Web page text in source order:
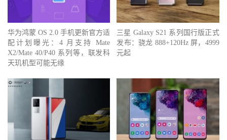
华为鸿蒙 OS 2.0 手机更新官方适
配计划曝光：4 月支持 Mate
X2/Mate 40/P40 系列等，联发科
天玑机型可能无缘
三星 Galaxy S21 系列国行版正式
发布：骁龙 888+120Hz 屏，4999
元起